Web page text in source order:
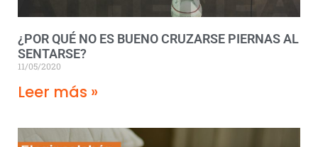
¿POR QUÉ NO ES BUENO CRUZARSE PIERNAS AL
SENTARSE?
11/05/2020
Leer más »